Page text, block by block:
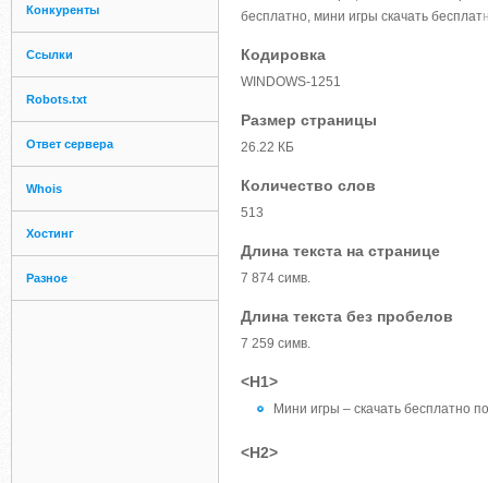
Конкуренты
Ссылки
Robots.txt
Ответ сервера
Whois
Хостинг
Разное
бесплатно, мини игры скачать бесплат
Кодировка
WINDOWS-1251
Размер страницы
26.22 КБ
Количество слов
513
Длина текста на странице
7 874 симв.
Длина текста без пробелов
7 259 симв.
<H1>
Мини игры – скачать бесплатно
<H2>